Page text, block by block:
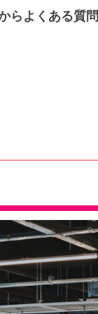
らよくある質問